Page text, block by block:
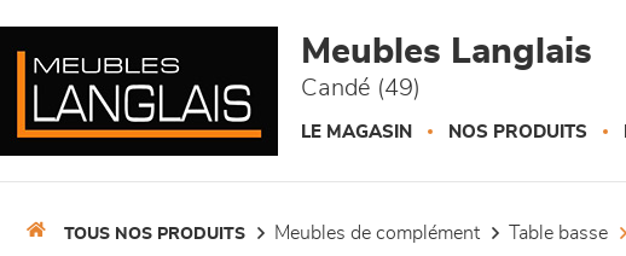
Meubles Langlais
Candé (49)
LE MAGASIN NOS PRODUITS
TOUS NOS PRODUITS meubles de complément table basse